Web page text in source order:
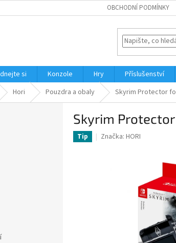
OBCHODNÍ PODMÍNKY
si Konzole Hry Příslušenství
Hori Pouzdra a obaly Skyrim Protector
Skyrim
Tip Značka: HORI